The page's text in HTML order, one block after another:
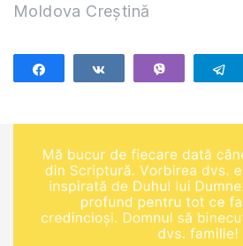
Moldova Creștină